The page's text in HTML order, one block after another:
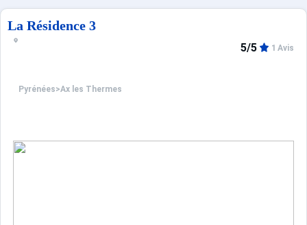
La Résidence 3
Pyrénées>Ax les Thermes
5/5 1 Avis